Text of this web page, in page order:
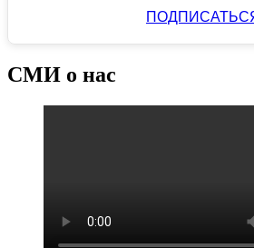
СМИ о нас